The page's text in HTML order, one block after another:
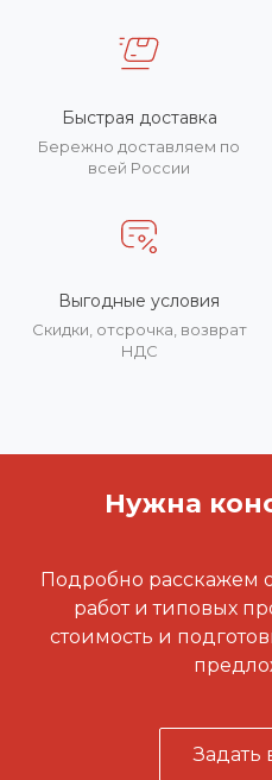
Быстрая доставка
Бережно доставляем по
всей России
Выгодные условия
Скидки, отсрочка, возврат
НДС
Нужна
Подробно расскажем
работ и типовых
стоимость и
Задать